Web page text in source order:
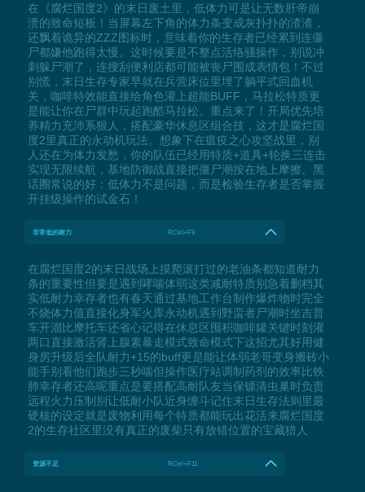
在《腐烂国度2》的末日废土里，低体力可是让无数肝帝崩
溃的致命短板！当屏幕左下角的体力条变成灰扑扑的渣渣，
还飘着诡异的ZZZ图标时，意味着你的生存者已经累到连僵
尸都嫌他跑得太慢。这时候要是不整点活络骚操作，别说冲
刺躲尸潮了，连搜刮便利店都可能被丧尸围成表情包！不过
别慌，末日生存专家早就在兵营床位里埋了躺平式回血机
关，咖啡特效能直接给角色灌上超能BUFF，马拉松特质更
是能让你在尸群中玩起跑酷马拉松。重点来了！开局优先培
养精力充沛系狠人，搭配豪华休息区组合技，这才是腐烂国
度2里真正的永动机玩法。想象下在瘟疫之心攻坚战里，别
人还在为体力发愁，你的队伍已经用特质+道具+轮换三连击
实现无限续航，基地防御战直接把僵尸潮按在地上摩擦。黑
话圈常说的好：低体力不是问题，而是检验生存者是否掌握
开挂级操作的试金石！
非常低的耐力 RCtrl+F9
在腐烂国度2的末日战场上摸爬滚打过的老油条都知道耐力
条的重要性但要是遇到哮喘体弱这类减耐特质别急着删档其
实低耐力幸存者也有春天通过基地工作台制作爆炸物时完全
不烧体力值直接化身军火库永动机遇到野蛮者尸潮时坐吉普
车开溜比摩托车还省心记得在休息区囤积咖啡罐关键时刻灌
两口直接激活肾上腺素暴走模式致命模式下这招尤其好用健
身房升级后全队耐力+15的buff更是能让体弱老哥变身搬砖小
能手别看他们跑步三秒喘但操作医疗站调制药剂的效率比铁
肺幸存者还高呢重点是要搭配高耐队友当保镖清虫巢时负责
远程火力压制别让低耐小队近身缠斗记住末日生存法则里最
硬核的设定就是废物利用每个特质都能玩出花活来腐烂国度
2的生存社区里没有真正的废柴只有放错位置的宝藏猎人
资源不足 RCtrl+F11